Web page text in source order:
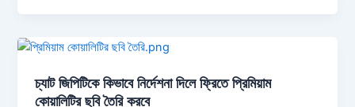
চ্যাট জিপিটিকে কিভাবে নির্দেশনা দিলে ফ্রিতে প্রিমিয়াম
কোয়ালিটির ছবি তৈরি করবে